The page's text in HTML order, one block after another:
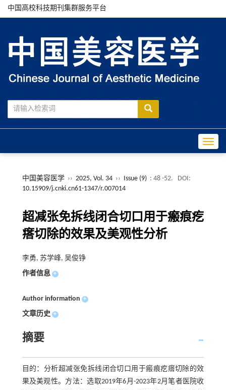
中国高校科技期刊集群服务平台
中国美容医学 ›› 2025, Vol. 34 ›› Issue (9) : 48 -52.
DOI:
10.15909/j.cnki.cn61-1347/r.007014
超减张免拆线闭合切口用于瘢痕疙
瘩切除的效果及美观性分析
李勇, 苏学峰, 吴俊铮
作者信息 +
Author information +
文章历史 +
摘要
目的：分析超减张免拆线闭合切口用于瘢痕疙瘩切除的效
果及美观性。方法：选取2019年6月-2023年2月笔者医院收